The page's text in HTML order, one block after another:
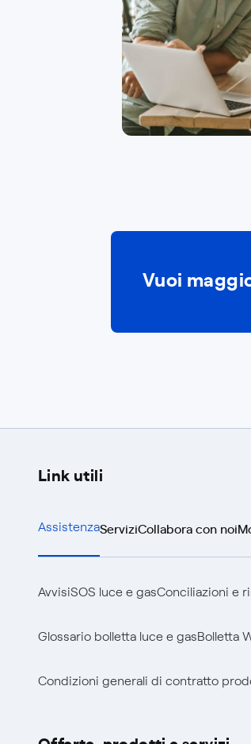
Vuoi
Link utili
AssistenzaServiziCollabora con noi
AvvisiSOS luce e gasConciliazioni e
Glossario bolletta luce e gasBolletta
Condizioni generali di contratto